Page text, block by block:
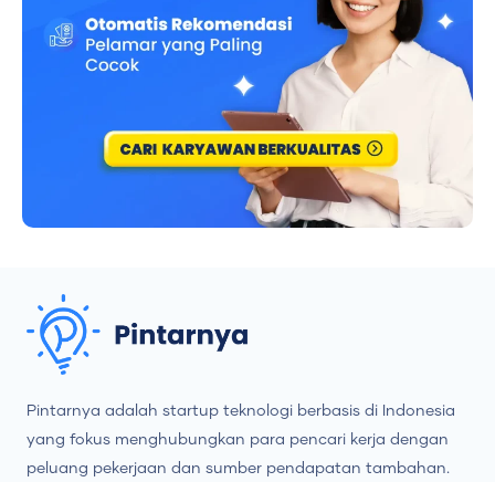
Pintarnya adalah startup teknologi berbasis di Indonesia
yang fokus menghubungkan para pencari kerja dengan
peluang pekerjaan dan sumber pendapatan tambahan.